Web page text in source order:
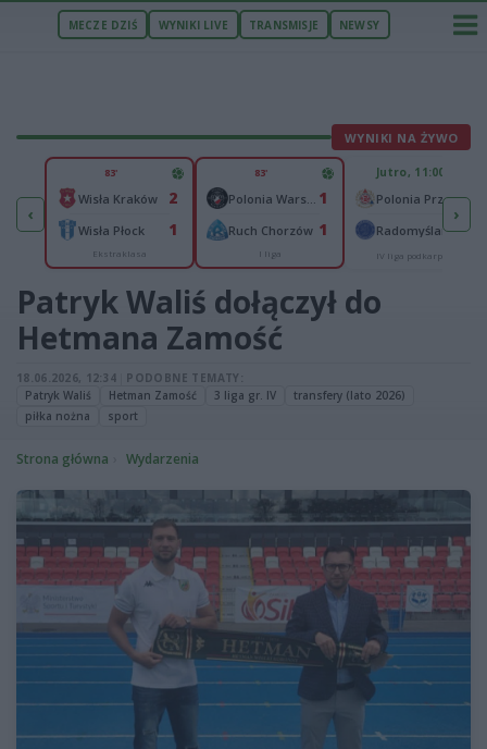
MECZE DZIŚ WYNIKI LIVE TRANSMISJE NEWSY
WYNIKI NA ŻYWO
‹
Podlasie Biała Podlaska1
1
83'
Wisła Kraków 2
Wisła Płock 1
Ekstraklasa
83'
1
Ruch Chorzów 1
I liga
Jutro, 11:00
Polonia Przemyśl
Radomyślanka Radomyśl Wielki
IV liga podkarpacka
›
Patryk Waliś dołączył do
Hetmana Zamość
18.06.2026, 12:34
PODOBNE TEMATY:
Patryk Waliś
Hetman Zamość 3 liga gr. IV
transfery (lato 2026)
piłka nożna
sport
Strona główna Wydarzenia